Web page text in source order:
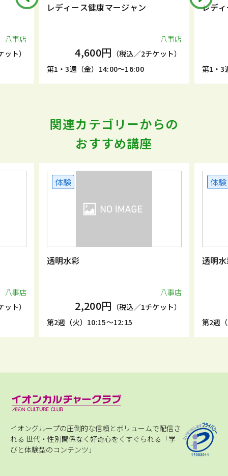
八事店
ト）
レディース健康マージャン
八事店
4,600円 （税込／2チケット）
第1・3週（金）14:00～16:00
レデ
第1・3
関連カテゴリーからの
おすすめ講座
八事店
ト）
体験
透明水彩
八事店
2,200円 （税込／1チケット）
第2週（火）10:15～12:15
体験
透明
第2週
イオングループの圧倒的な信頼とボリュームで配信さ
れる 世代・性別関係なく好奇心をくすぐられる「学
びと体験型のコンテンツ」